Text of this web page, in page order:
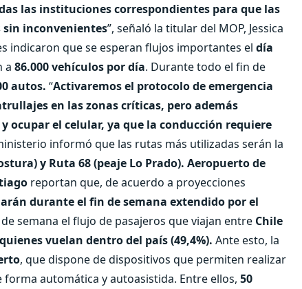
las instituciones correspondientes para que las
sin inconvenientes”, señaló la titular del MOP, Jessica
indicaron que se esperan flujos importantes el día
a 86.000 vehículos por día. Durante todo el fin de
autos. “Activaremos el protocolo de emergencia
en las zonas críticas, pero además
ocupar el celular, ya que la conducción requiere
informó que las rutas más utilizadas serán la
y Ruta 68 (peaje Lo Prado). Aeropuerto de
reportan que, de acuerdo a proyecciones
durante el fin de semana extendido por el
semana el flujo de pasajeros que viajan entre Chile
vuelan dentro del país (49,4%). Ante esto, la
, que dispone de dispositivos que permiten realizar
automática y autoasistida. Entre ellos, 50